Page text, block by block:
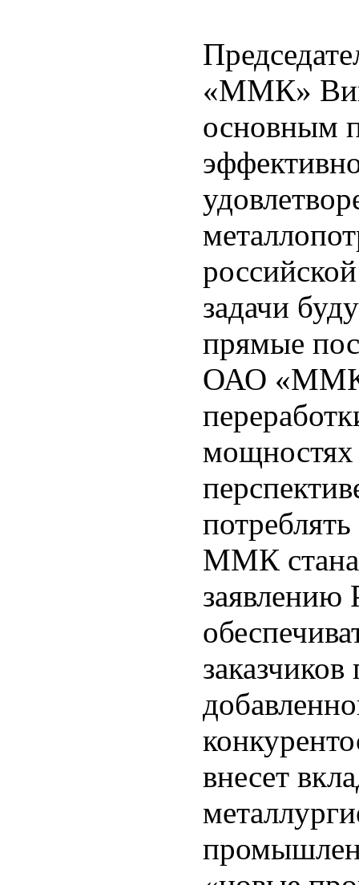
«ММК»
основным
задачи
прямые
ОАО
ММК стана
заявлению
внесет